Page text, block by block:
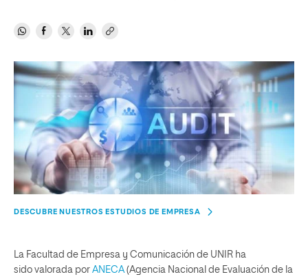
DESCUBRE NUESTROS ESTUDIOS DE EMPRESA
La Facultad de Empresa y Comunicación de UNIR ha
sido valorada por ANECA(Agencia Nacional de Evaluación de la